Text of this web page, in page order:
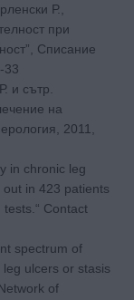
Р.,
при
Списание
33
и сътр.
на
2011,
in chronic leg
in 423 patients
Contact
spectrum of
ulcers or stasis
of